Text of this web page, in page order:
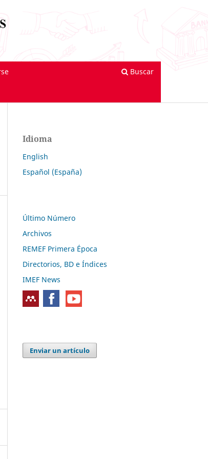
Buscar
Idioma
English
Español (España)
Último Número
Archivos
REMEF Primera Época
Directorios, BD e Índices
IMEF News
Enviar un artículo